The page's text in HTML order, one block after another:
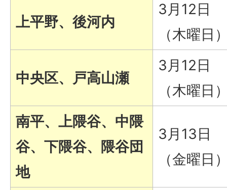
上平野、後河内
3月12日
（木曜日
中央区、戸高山瀬
3月12日
（木曜日
南平、上隈谷、中隈
谷、下隈谷、隈谷団
地
3月13日
（金曜日